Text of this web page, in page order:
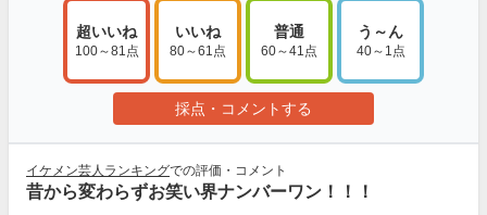
超いいね
100～81点
いいね
80～61点
普通
60～41点
う～ん
40～1点
採点・コメントする
イケメン芸人ランキングでの評価・コメント
昔から変わらずお笑い界ナンバーワン！！！